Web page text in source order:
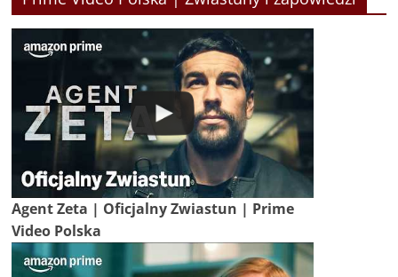
Agent Zeta | Oficjalny Zwiastun | Prime
Video Polska